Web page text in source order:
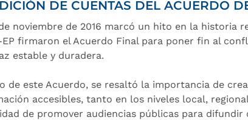
DE CUENTAS DEL ACUERDO
noviembre de 2016 marcó un hito en la historia
firmaron el Acuerdo Final para poner fin al
estable y duradera.
de este Acuerdo, se resaltó la importancia de
accesibles, tanto en los niveles local,
de promover audiencias públicas para